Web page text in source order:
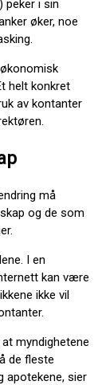
peker i sin
øker, noe
helt konkret
av kontanter
må
og de som
I en
kan være
ikke vil
myndighetene
de fleste
apotekene, sier